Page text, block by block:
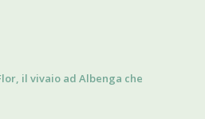
il vivaio ad Albenga che